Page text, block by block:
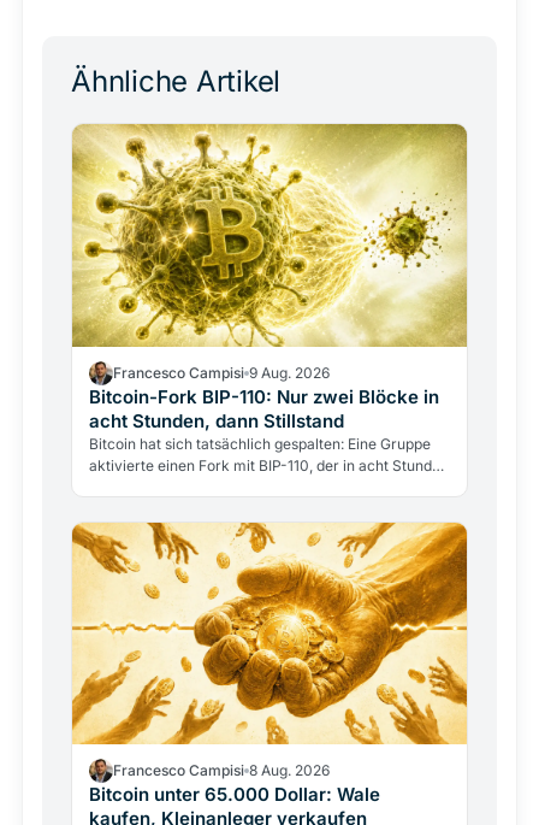
Ähnliche Artikel
Francesco Campisi 9 Aug. 2026
Bitcoin-Fork BIP-110: Nur zwei Blöcke in
acht Stunden, dann Stillstand
Bitcoin hat sich tatsächlich gespalten: Eine Gruppe
aktivierte einen Fork mit BIP-110, der in acht Stunden
Francesco Campisi 8 Aug. 2026
Bitcoin unter 65.000 Dollar: Wale
kaufen, Kleinanleger verkaufen